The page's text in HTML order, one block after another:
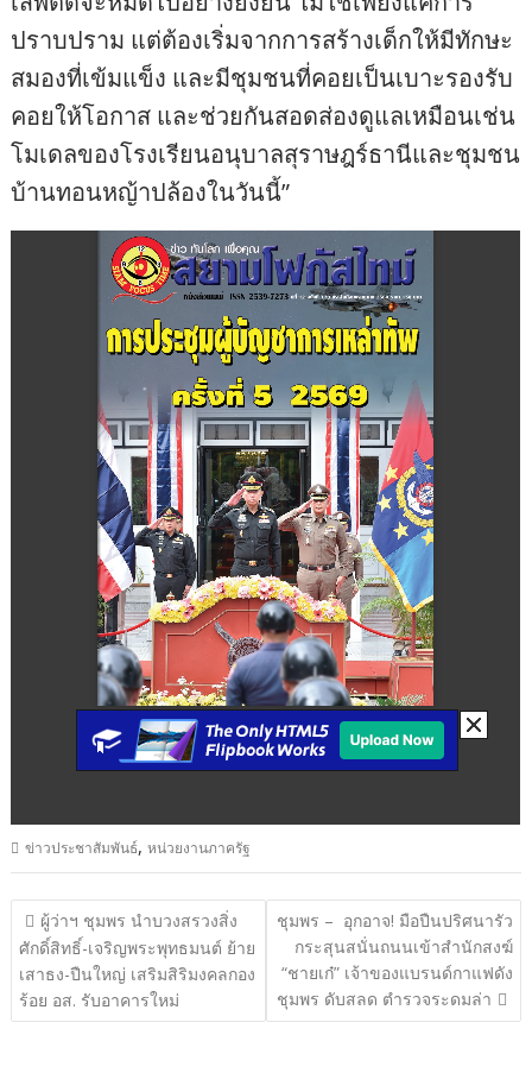
ปราบปราม แต่ต้องเริ่มจากการสร้างเด็กให้มีทักษะ
สมองที่เข้มแข็ง และมีชุมชนที่คอยเป็นเบาะรองรับ
คอยให้โอกาส และช่วยกันสอดส่องดูแลเหมือนเช่น
โมเดลของโรงเรียนอนุบาลสุราษฎร์ธานีและชุมชน
บ้านทอนหญ้าปล้องในวันนี้”
ข่าวประชาสัมพันธ์,หน่วยงานภาครัฐ
แนะแนว
เรื่อง
ผู้ว่าฯ ชุมพร นำบวงสรวงสิ่ง
ศักดิ์สิทธิ์-เจริญพระพุทธมนต์ ย้าย
เสาธง-ปืนใหญ่ เสริมสิริมงคลกอง
ร้อย อส. รับอาคารใหม่
ชุมพร – อุกอาจ! มือปืนปริศนารัว
กระสุนสนั่นถนนเข้าสำนักสงฆ์
“ชายเก๋” เจ้าของแบรนด์กาแฟดัง
ชุมพร ดับสลด ตำรวจระดมล่า